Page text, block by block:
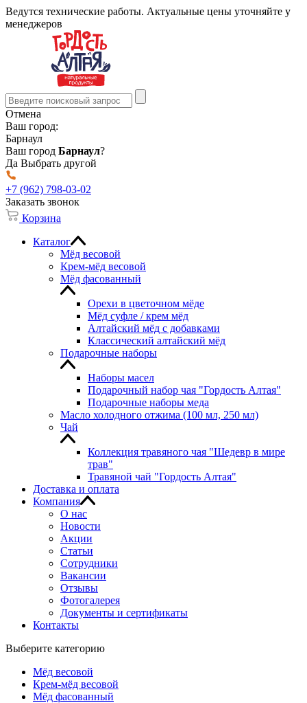
Ведутся технические работы. Актуальные цены уточняйте у
менеджеров
Отмена
Ваш город:
Барнаул
Ваш город Барнаул?
Да Выбрать другой
+7 (962) 798-03-02
Заказать звонок
Корзина
Каталог
Мёд весовой
Крем-мёд весовой
Мёд фасованный
Орехи в цветочном мёде
Мёд суфле / крем мёд
Алтайский мёд с добавками
Классический алтайский мёд
Подарочные наборы
Наборы масел
Подарочный набор чая "Гордость Алтая"
Подарочные наборы меда
Масло холодного отжима (100 мл, 250 мл)
Чай
Коллекция травяного чая "Шедевр в мире
трав"
Травяной чай "Гордость Алтая"
Доставка и оплата
Компания
О нас
Новости
Акции
Статьи
Сотрудники
Вакансии
Отзывы
Фотогалерея
Документы и сертификаты
Контакты
Выберите категорию
Мёд весовой
Крем-мёд весовой
Мёд фасованный